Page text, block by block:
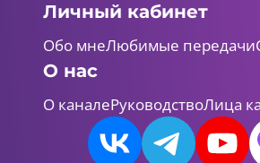
Личный кабинет
Обо мнеЛюбимые передачи
О нас
О каналеРуководствоЛица